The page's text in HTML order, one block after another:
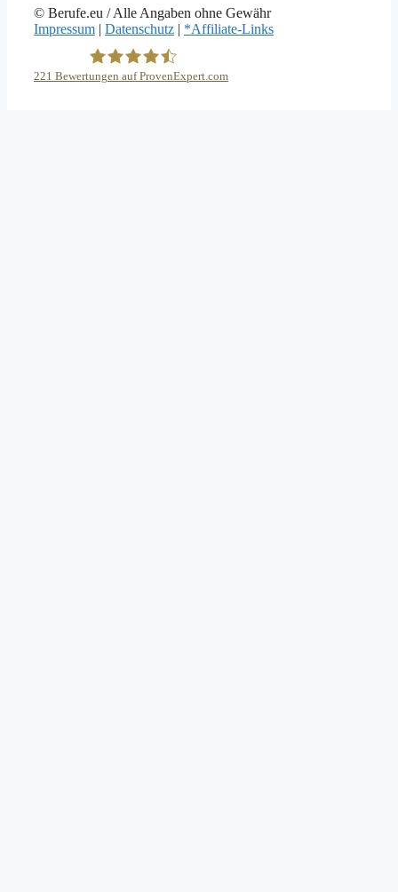
© Berufe.eu / Alle Angaben ohne Gewähr
Impressum | Datenschutz | *Affiliate-Links
221 Bewertungen auf ProvenExpert.com